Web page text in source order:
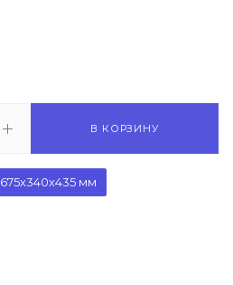
В КОРЗИНУ
675х340х435 мм